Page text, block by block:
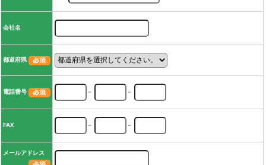
会社名
都道府県
電話番号 － －
FAX － －
メールアドレス